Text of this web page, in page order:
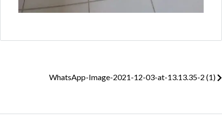
WhatsApp-Image-2021-12-03-at-13.13.35-2 (1)